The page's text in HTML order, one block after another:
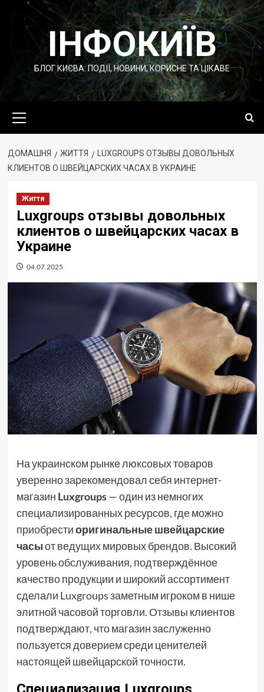
Перейти
ІНФОКИЇВ
БЛОГ КИЄВА: ПОДІЇ, НОВИНИ, КОРИСНЕ ТА ЦІКАВЕ
меню
ДОМАШНЯ ЖИТТЯ
LUXGROUPS ОТЗЫВЫ ДОВОЛЬНЫХ
КЛИЕНТОВ О ШВЕЙЦАРСКИХ ЧАСАХ В УКРАИНЕ
Життя
Luxgroups отзывы довольных
клиентов о швейцарских часах в
Украине
04.07.2025
На украинском рынке люксовых товаров
уверенно зарекомендовал себя интернет-
магазин Luxgroups— один из немногих
специализированных ресурсов, где можно
приобрестиоригинальные швейцарские
часыот ведущих мировых брендов. Высокий
уровень обслуживания, подтверждённое
качество продукции и широкий ассортимент
сделали Luxgroups заметным игроком в нише
элитной часовой торговли. Отзывы клиентов
подтверждают, что магазин заслуженно
пользуется доверием среди ценителей
настоящей швейцарской точности.